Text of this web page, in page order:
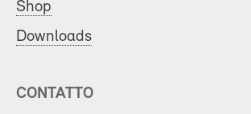
Shop
Downloads
CONTATTO